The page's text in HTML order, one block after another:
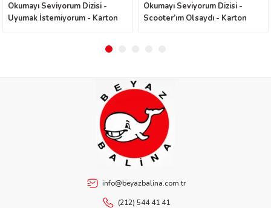
Goddard
Okumayı Seviyorum Dizisi -
Uyumak İstemiyorum - Karton
Okumayı Seviyorum Dizisi -
Scooter’ım Olsaydı - Karton
info@beyazbalina.com.tr
(212) 544 41 41